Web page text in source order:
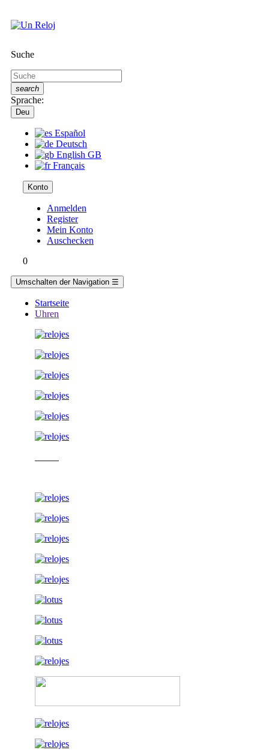
Suche
search
Sprache:
Deu
Español
Deutsch
English GB
Français
Konto
Anmelden
Register
Mein Konto
Auschecken
0
Umschalten der Navigation ☰
Startseite
Uhren